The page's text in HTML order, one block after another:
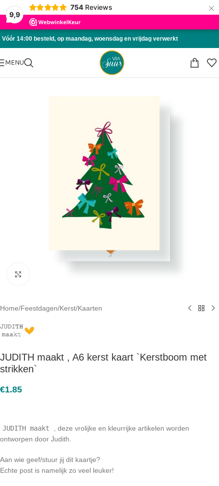
9,9
754 Reviews ×
Skip to navigation
Skip to main content
Vóór 14:00 besteld, op maandag, woensdag en vrijdag verwerkt
MENU
Home/Feestdagen/Kerst/Kaarten
JUDITH maakt , A6 kerst kaart `Kerstboom met
strikken`
€1.85
JUDITH maakt
, deze vrolijke en kleurrijke artikelen worden
ontworpen door Judith.
Aan wie geef/stuur jij dit kaartje?
Echte post is namelijk zo veel leuker!